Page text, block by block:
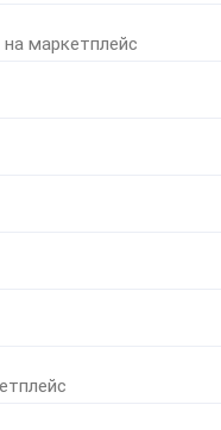
маркетплейс